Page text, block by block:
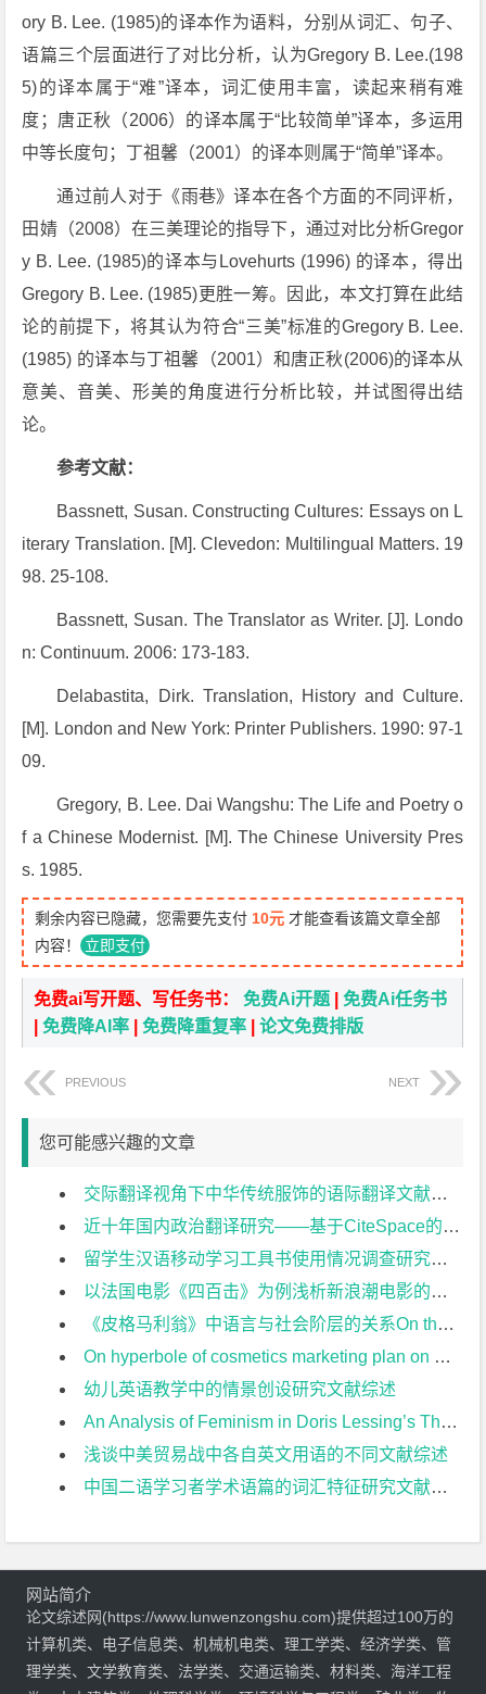
ory B. Lee. (1985)的译本作为语料，分别从词汇、句子、
语篇三个层面进行了对比分析，认为Gregory B. Lee.(198
5)的译本属于“难”译本，词汇使用丰富，读起来稍有难
度；唐正秋（2006）的译本属于“比较简单”译本，多运用
中等长度句；丁祖馨（2001）的译本则属于“简单”译本。
通过前人对于《雨巷》译本在各个方面的不同评析，
田婧（2008）在三美理论的指导下，通过对比分析Gregor
y B. Lee. (1985)的译本与Lovehurts (1996) 的译本，得出
Gregory B. Lee. (1985)更胜一筹。因此，本文打算在此结
论的前提下，将其认为符合“三美”标准的Gregory B. Lee.
(1985) 的译本与丁祖馨（2001）和唐正秋(2006)的译本从
意美、音美、形美的角度进行分析比较，并试图得出结
论。
参考文献：
Bassnett, Susan. Constructing Cultures: Essays on L
iterary Translation. [M]. Clevedon: Multilingual Matters. 19
98. 25-108.
Bassnett, Susan. The Translator as Writer. [J]. Londo
n: Continuum. 2006: 173-183.
Delabastita, Dirk. Translation, History and Culture.
[M]. London and New York: Printer Publishers. 1990: 97-1
09.
Gregory, B. Lee. Dai Wangshu: The Life and Poetry o
f a Chinese Modernist. [M]. The Chinese University Pres
s. 1985.
剩余内容已隐藏，您需要先支付 10元 才能查看该篇文章全部
内容！ 立即支付
免费ai写开题、写任务书：免费Ai开题 |免费Ai任务书
|免费降AI率 |免费降重复率 |论文免费排版
PREVIOUS NEXT
您可能感兴趣的文章
交际翻译视角下中华传统服饰的语际翻译文献综述
近十年国内政治翻译研究——基于CiteSpace的可视化分析文献综述
留学生汉语移动学习工具书使用情况调查研究文献综述
以法国电影《四百击》为例浅析新浪潮电影的艺术表现特点文献综述
《皮格马利翁》中语言与社会阶层的关系On the Relationship between Language and Social class in Pygmalion文献综述
On hyperbole of cosmetics marketing plan on Chinese social media 从夸张修辞看社交平台上的化妆品营销文案文献综述
幼儿英语教学中的情景创设研究文献综述
An Analysis of Feminism in Doris Lessing’s The Fifth Child 浅析多丽丝•莱辛《第五个孩子》中的女性主义文献综述
浅谈中美贸易战中各自英文用语的不同文献综述
中国二语学习者学术语篇的词汇特征研究文献综述
网站简介
论文综述网(https://www.lunwenzongshu.com)提供超过100万的
计算机类、电子信息类、机械机电类、理工学类、经济学类、管
理学类、文学教育类、法学类、交通运输类、材料类、海洋工程